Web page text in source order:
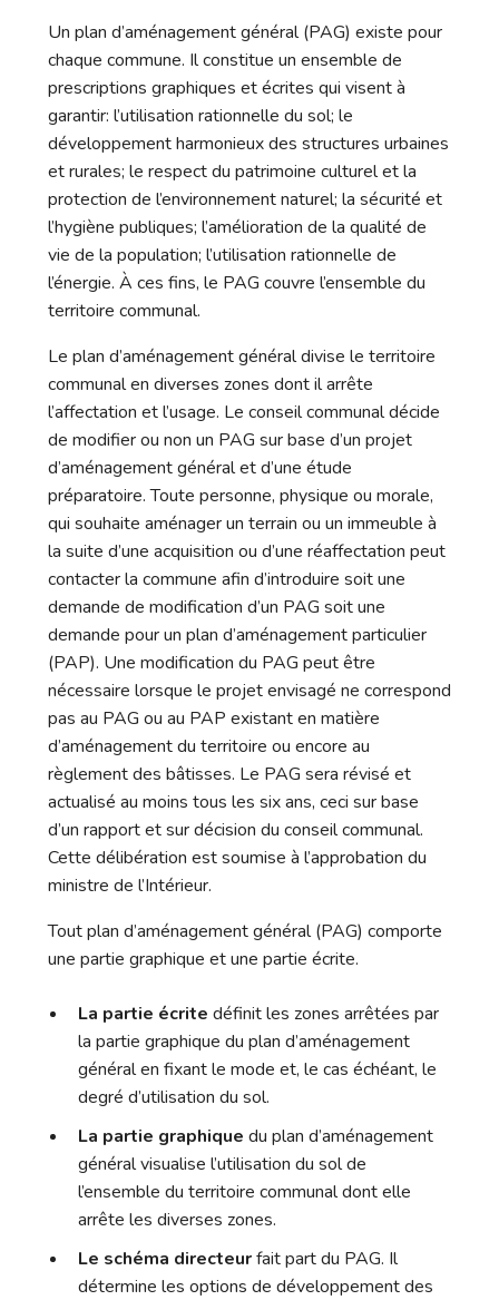
Un plan d’aménagement général (PAG) existe pour
chaque commune. Il constitue un ensemble de
prescriptions graphiques et écrites qui visent à
garantir: l’utilisation rationnelle du sol; le
développement harmonieux des structures urbaines
et rurales; le respect du patrimoine culturel et la
protection de l’environnement naturel; la sécurité et
l’hygiène publiques; l’amélioration de la qualité de
vie de la population; l’utilisation rationnelle de
l’énergie. À ces fins, le PAG couvre l’ensemble du
territoire communal.
Le plan d’aménagement général divise le territoire
communal en diverses zones dont il arrête
l’affectation et l’usage. Le conseil communal décide
de modifier ou non un PAG sur base d’un projet
d’aménagement général et d’une étude
préparatoire. Toute personne, physique ou morale,
qui souhaite aménager un terrain ou un immeuble à
la suite d’une acquisition ou d’une réaffectation peut
contacter la commune afin d’introduire soit une
demande de modification d’un PAG soit une
demande pour un plan d’aménagement particulier
(PAP). Une modification du PAG peut être
nécessaire lorsque le projet envisagé ne correspond
pas au PAG ou au PAP existant en matière
d’aménagement du territoire ou encore au
règlement des bâtisses. Le PAG sera révisé et
actualisé au moins tous les six ans, ceci sur base
d’un rapport et sur décision du conseil communal.
Cette délibération est soumise à l’approbation du
ministre de l’Intérieur.
Tout plan d’aménagement général (PAG) comporte
une partie graphique et une partie écrite.
La partie écrite définit les zones arrêtées par
la partie graphique du plan d’aménagement
général en fixant le mode et, le cas échéant, le
degré d’utilisation du sol.
La partie graphique du plan d’aménagement
général visualise l’utilisation du sol de
l’ensemble du territoire communal dont elle
arrête les diverses zones.
Le schéma directeurfait part du PAG. Il
détermine les options de développement des